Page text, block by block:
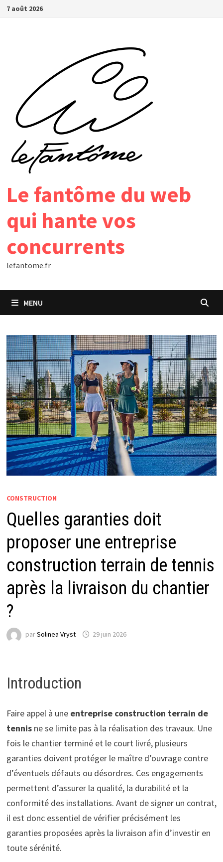
Passer
7 août 2026
Le fantôme du web
qui hante vos
concurrents
lefantome.fr
MENU
CONSTRUCTION
Quelles garanties doit
proposer une entreprise
construction terrain de tennis
après la livraison du chantier
?
parSolinea Vryst 29 juin 2026
Introduction
Faire appel à une entreprise construction terrain de
tennisne se limite pas à la réalisation des travaux. Une
fois le chantier terminé et le court livré, plusieurs
garanties doivent protéger le maître d’ouvrage contre
d’éventuels défauts ou désordres. Ces engagements
permettent d’assurer la qualité, la durabilité et la
conformité des installations. Avant de signer un contrat,
il est donc essentiel de vérifier précisément les
garanties proposées après la livraison afin d’investir en
toute sérénité.